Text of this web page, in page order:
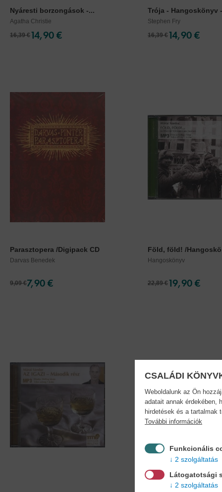
Nyáresti borzongások -...
Agatha Christie
16,39 €14,90 €
Trója - Hangoskönyv
Stephen Fry
16,39 €14,90 €
Parasztopera /Digipack CD
Darvas Benedek
9,09 €7,90 €
Föld, föld! /
Hangoskönyv
22,89 €19,90 €
CSALÁDI
Weboldalunk az Ön
adatait annak érdekében,
hirdetések és a tartalmak
További információk
Funkcionális
2 szolgáltatás
Látogatotsági
2 szolgáltatás